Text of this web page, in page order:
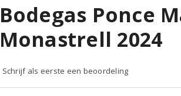
Bodegas Ponce
Monastrell 2024
Schrijf als eerste een beoordeling